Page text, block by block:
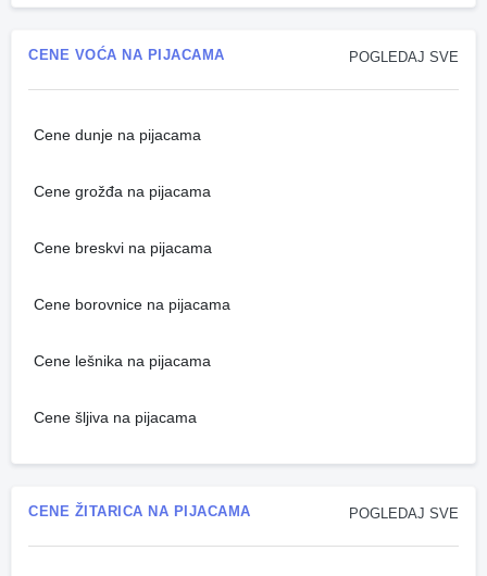
POGLEDAJ SVE
CENE VOĆA NA PIJACAMA
Cene dunje na pijacama
Cene grožđa na pijacama
Cene breskvi na pijacama
Cene borovnice na pijacama
Cene lešnika na pijacama
Cene šljiva na pijacama
POGLEDAJ SVE
CENE ŽITARICA NA PIJACAMA